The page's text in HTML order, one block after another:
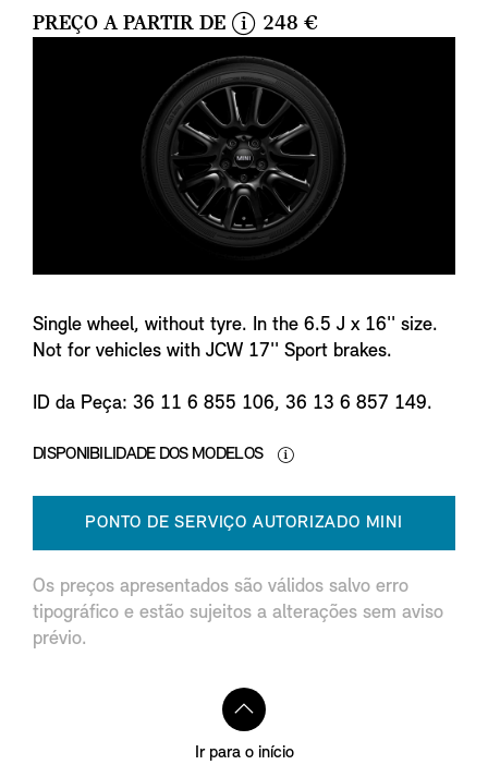
PREÇO A PARTIR DE
n
f
o
248 €
Single wheel, without tyre. In the 6.5 J x 16'' size.
Not for vehicles with JCW 17'' Sport brakes.
ID da Peça: 36 11 6 855 106, 36 13 6 857 149.
DISPONIBILIDADE DOS MODELOS
PONTO DE SERVIÇO AUTORIZADO MINI
Os preços apresentados são válidos salvo erro
tipográfico e estão sujeitos a alterações sem aviso
prévio.
Ir para o início